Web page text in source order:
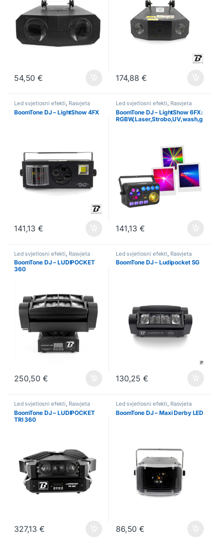
54,50€ 174,88€
Led svjetlosni efekti, Rasvjeta
BoomTone DJ – LightShow 4FX
141,13€
Led svjetlosni efekti, Rasvjeta
BoomTone DJ – LightShow 6FX:
RGBW,Laser,Strobo,UV,wash,g
141,13€
Led svjetlosni efekti, Rasvjeta
BoomTone DJ – LUDIPOCKET
360
250,50€
Led svjetlosni efekti, Rasvjeta
BoomTone DJ – Ludipocket SG
130,25€
Led svjetlosni efekti, Rasvjeta
BoomTone DJ – LUDIPOCKET
TRI 360
327,13€
Led svjetlosni efekti, Rasvjeta
BoomTone DJ – Maxi Derby LED
86,50€